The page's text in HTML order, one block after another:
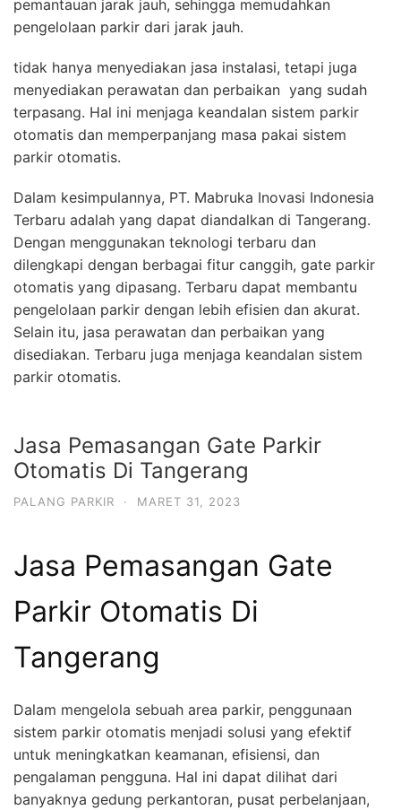
pemantauan jarak jauh, sehingga memudahkan
pengelolaan parkir dari jarak jauh.
tidak hanya menyediakan jasa instalasi, tetapi juga
menyediakan perawatan dan perbaikan yang sudah
terpasang. Hal ini menjaga keandalan sistem parkir
otomatis dan memperpanjang masa pakai sistem
parkir otomatis.
Dalam kesimpulannya, PT. Mabruka Inovasi Indonesia
Terbaru adalah yang dapat diandalkan di Tangerang.
Dengan menggunakan teknologi terbaru dan
dilengkapi dengan berbagai fitur canggih, gate parkir
otomatis yang dipasang. Terbaru dapat membantu
pengelolaan parkir dengan lebih efisien dan akurat.
Selain itu, jasa perawatan dan perbaikan yang
disediakan. Terbaru juga menjaga keandalan sistem
parkir otomatis.
Jasa Pemasangan Gate Parkir
Otomatis Di Tangerang
PALANG PARKIR · MARET 31, 2023
Jasa Pemasangan Gate
Parkir Otomatis Di
Tangerang
Dalam mengelola sebuah area parkir, penggunaan
sistem parkir otomatis menjadi solusi yang efektif
untuk meningkatkan keamanan, efisiensi, dan
pengalaman pengguna. Hal ini dapat dilihat dari
banyaknya gedung perkantoran, pusat perbelanjaan,